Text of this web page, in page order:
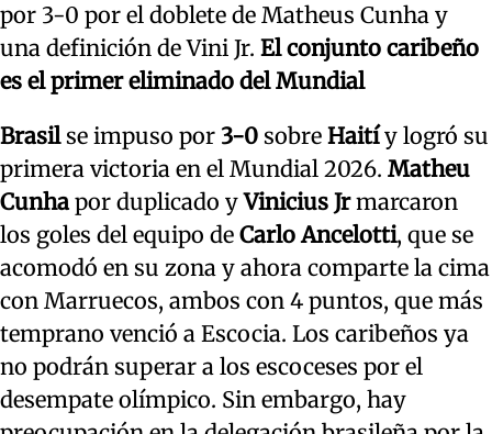
por 3-0 por el doblete de Matheus Cunha y
una definición de Vini Jr. El conjunto caribeño
es el primer eliminado del Mundial
Brasilse impuso por 3-0 sobre Haitíy logró su
primera victoria en el Mundial 2026. Matheu
Cunha por duplicado yVinicius Jrmarcaron
los goles del equipo de Carlo Ancelotti, que se
acomodó en su zona y ahora comparte la cima
con Marruecos, ambos con 4 puntos, que más
temprano venció a Escocia. Los caribeños ya
no podrán superar a los escoceses por el
desempate olímpico. Sin embargo, hay